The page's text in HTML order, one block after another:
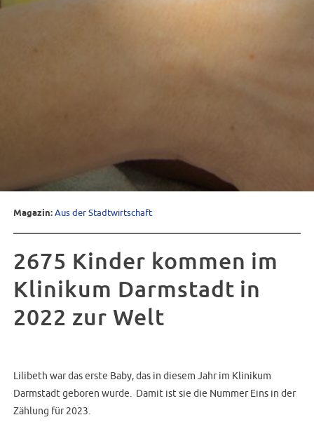
Magazin:Aus der Stadtwirtschaft
2675 Kinder kommen im
Klinikum Darmstadt in
2022 zur Welt
Lilibeth war das erste Baby, das in diesem Jahr im Klinikum
Darmstadt geboren wurde. Damit ist sie die Nummer Eins in der
Zählung für 2023.